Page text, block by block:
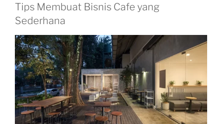
Tips Membuat Bisnis Cafe yang
Sederhana